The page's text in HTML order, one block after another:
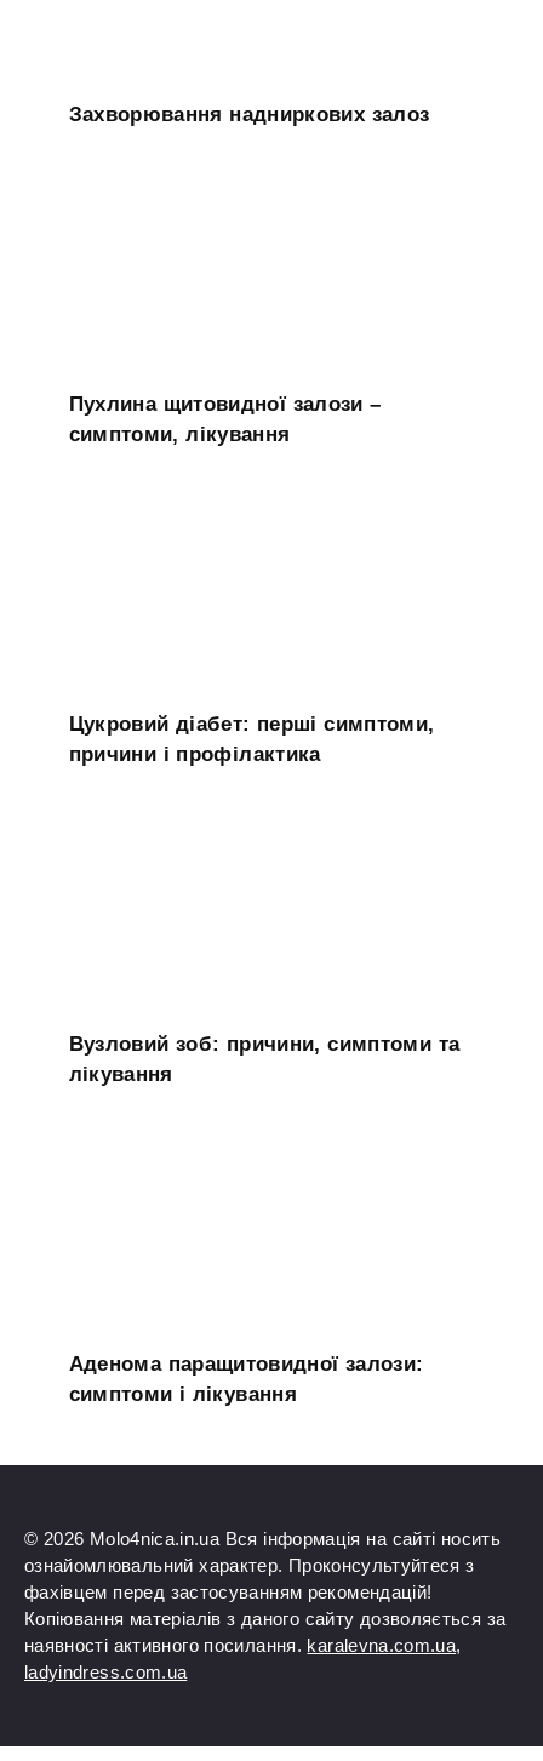
Захворювання надниркових залоз
Пухлина щитовидної залози –
симптоми, лікування
Цукровий діабет: перші симптоми,
причини і профілактика
Вузловий зоб: причини, симптоми та
лікування
Аденома паращитовидної залози:
симптоми і лікування
© 2026 Molo4nica.in.ua Вся інформація на сайті носить
ознайомлювальний характер. Проконсультуйтеся з
фахівцем перед застосуванням рекомендацій!
Копіювання матеріалів з даного сайту дозволяється за
наявності активного посилання. karalevna.com.ua,
ladyindress.com.ua